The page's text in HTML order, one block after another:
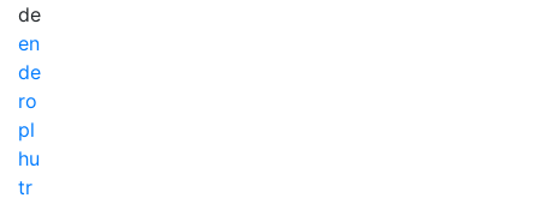
de
en
de
ro
pl
hu
tr